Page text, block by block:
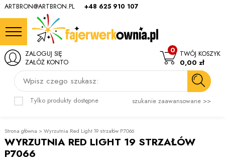
ARTBRON@ARTBRON.PL +48 625 910 107
Wpisz czego szukasz:
Tylko produkty dostępne szukanie zaawansowane >>
ZALOGUJ SIĘ
ZAŁÓŻ KONTO
TWÓJ KOSZYK
0
0,00 zł
Strona główna >Wyrzutnia Red Light 19 strzałów P7066
WYRZUTNIA RED LIGHT 19 STRZAŁÓW
P7066